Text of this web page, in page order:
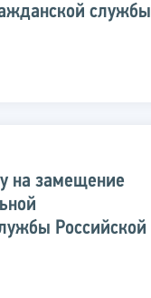
службы
на замещение
Российской